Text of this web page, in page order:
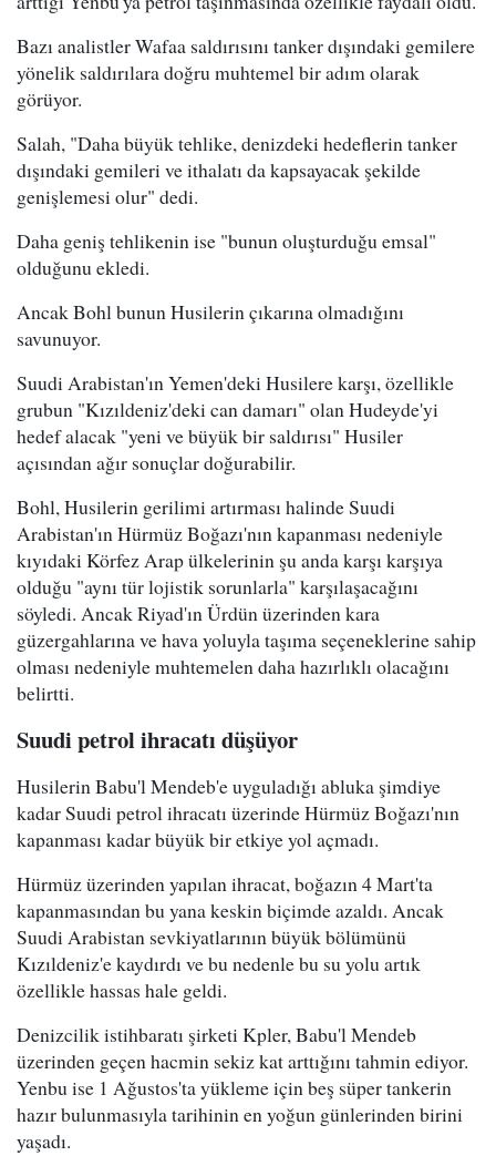
Bazı analistler Wafaa saldırısını tanker dışındaki gemilere
yönelik saldırılara doğru muhtemel bir adım olarak
görüyor.
Salah, "Daha büyük tehlike, denizdeki hedeflerin tanker
dışındaki gemileri ve ithalatı da kapsayacak şekilde
genişlemesi olur" dedi.
Daha geniş tehlikenin ise "bunun oluşturduğu emsal"
olduğunu ekledi.
Ancak Bohl bunun Husilerin çıkarına olmadığını
savunuyor.
Suudi Arabistan'ın Yemen'deki Husilere karşı, özellikle
grubun "Kızıldeniz'deki can damarı" olan Hudeyde'yi
hedef alacak "yeni ve büyük bir saldırısı" Husiler
açısından ağır sonuçlar doğurabilir.
Bohl, Husilerin gerilimi artırması halinde Suudi
Arabistan'ın Hürmüz Boğazı'nın kapanması nedeniyle
kıyıdaki Körfez Arap ülkelerinin şu anda karşı karşıya
olduğu "aynı tür lojistik sorunlarla" karşılaşacağını
söyledi. Ancak Riyad'ın Ürdün üzerinden kara
güzergahlarına ve hava yoluyla taşıma seçeneklerine sahip
olması nedeniyle muhtemelen daha hazırlıklı olacağını
belirtti.
Suudi petrol ihracatı düşüyor
Husilerin Babu'l Mendeb'e uyguladığı abluka şimdiye
kadar Suudi petrol ihracatı üzerinde Hürmüz Boğazı'nın
kapanması kadar büyük bir etkiye yol açmadı.
Hürmüz üzerinden yapılan ihracat, boğazın 4 Mart'ta
kapanmasından bu yana keskin biçimde azaldı. Ancak
Suudi Arabistan sevkiyatlarının büyük bölümünü
Kızıldeniz'e kaydırdı ve bu nedenle bu su yolu artık
özellikle hassas hale geldi.
Denizcilik istihbaratı şirketi Kpler, Babu'l Mendeb
üzerinden geçen hacmin sekiz kat arttığını tahmin ediyor.
Yenbu ise 1 Ağustos'ta yükleme için beş süper tankerin
hazır bulunmasıyla tarihinin en yoğun günlerinden birini
yaşadı.